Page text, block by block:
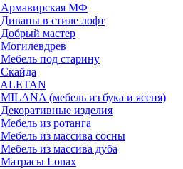
Армавирская МФ
Диваны в стиле лофт
Добрый мастер
Могилевдрев
Мебель под старину
Скайда
ALETAN
MILANA (мебель из бука и ясеня)
Декоративные изделия
Мебель из ротанга
Мебель из массива сосны
Мебель из массива дуба
Матрасы Lonax